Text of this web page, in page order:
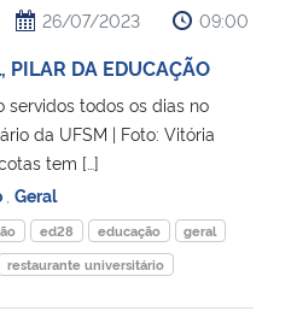
e Comunicações
26/07/2023 09:00
PILAR DA EDUCAÇÃO
servidos todos os dias no
da UFSM | Foto: Vitória
tem […]
Geral
ed28 educação
geral
restaurante universitário